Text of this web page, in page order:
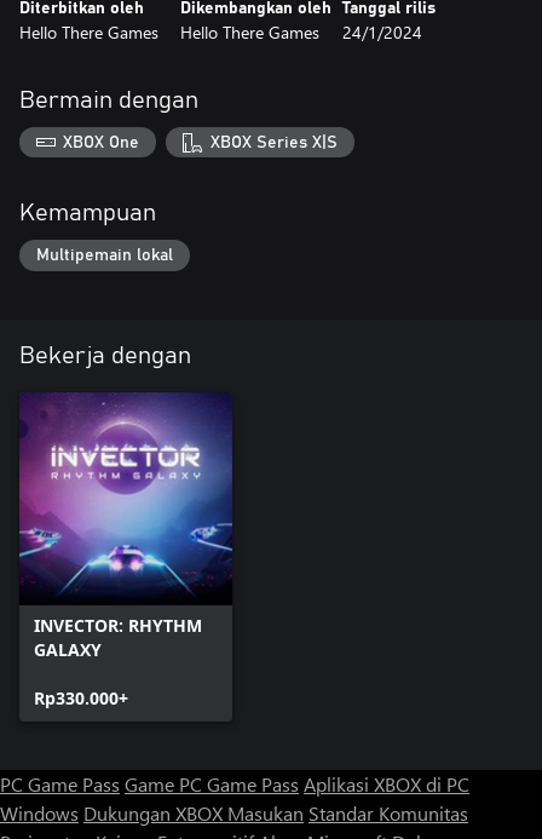
Diterbitkan oleh
Hello There Games
Dikembangkan oleh
Hello There Games
Tanggal rilis
24/1/2024
Bermain dengan
XBOX One XBOX Series X|S
Kemampuan
Multipemain lokal
Bekerja dengan
INVECTOR: RHYTHM
GALAXY
Rp330.000+
PC Game Pass Game PC Game Pass Aplikasi XBOX di PC
Windows Dukungan XBOX Masukan Standar Komunitas